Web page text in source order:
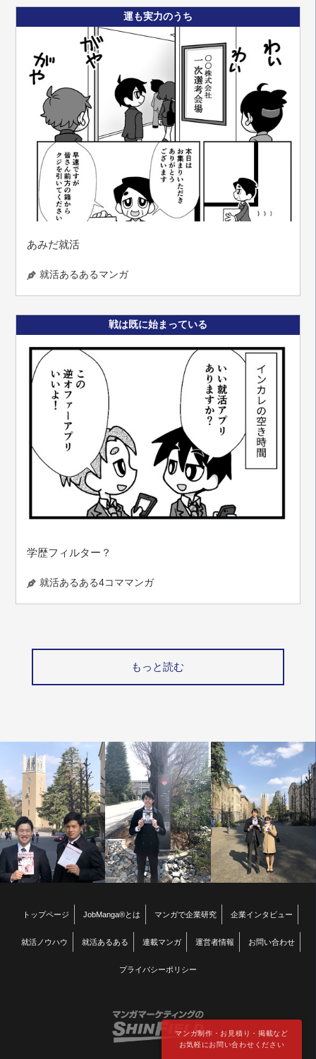
運も実力のうち
あみだ就活
就活あるあるマンガ
戦は既に始まっている
学歴フィルター？
就活あるある4コママンガ
もっと読む
トップページ JobManga®とは マンガで企業研究 企業インタビュー
就活ノウハウ 就活あるある 連載マンガ 運営者情報 お問い合わせ
プライバシーポリシー
マンガ制作・お見積り・掲載など
お気軽にお問い合わせください